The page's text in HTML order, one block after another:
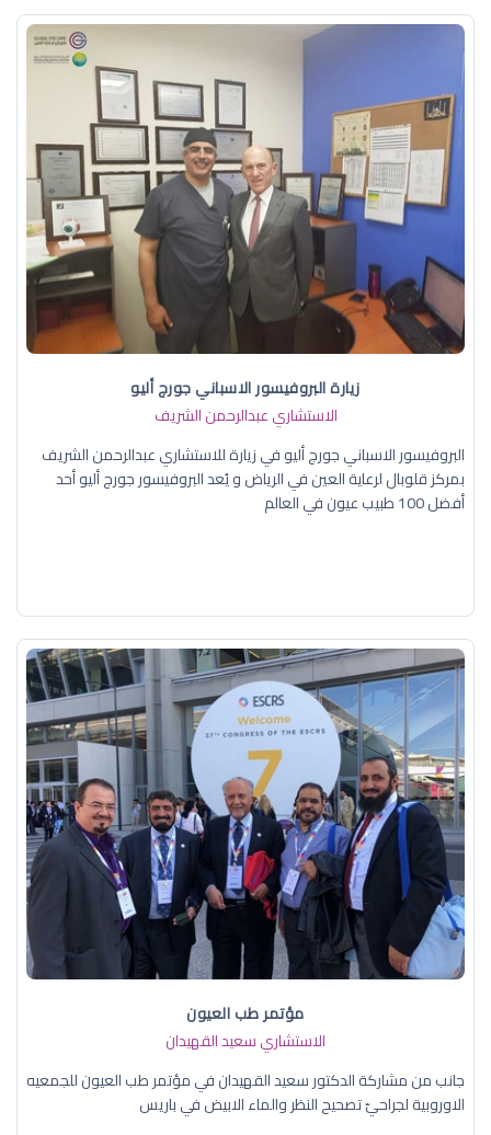
زيارة البروفيسور الاسباني جورج أليو
الاستشاري عبدالرحمن الشريف
البروفيسور الاسباني جورج أليو في زيارة للاستشاري عبدالرحمن الشريف
بمركز قلوبال لرعاية العين في الرياض و يُعد البروفيسور جورج أليو أحد
أفضل 100 طبيب عيون في العالم
مؤتمر طب العيون
الاستشاري سعيد القهيدان
جانب من مشاركة الدكتور سعيد القهيدان في مؤتمر طب العيون للجمعيه
الاوروبية لجراحيّ تصحيح النظر والماء الابيض في باريس